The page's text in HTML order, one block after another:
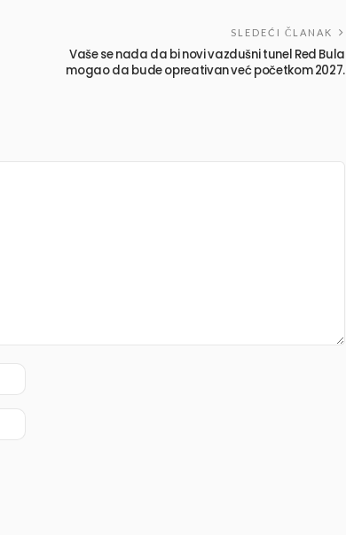
SLEDEĆI ČLANAK
Vaše se nada da bi novi vazdušni tunel Red Bula
mogao da bude opreativan već početkom 2027.